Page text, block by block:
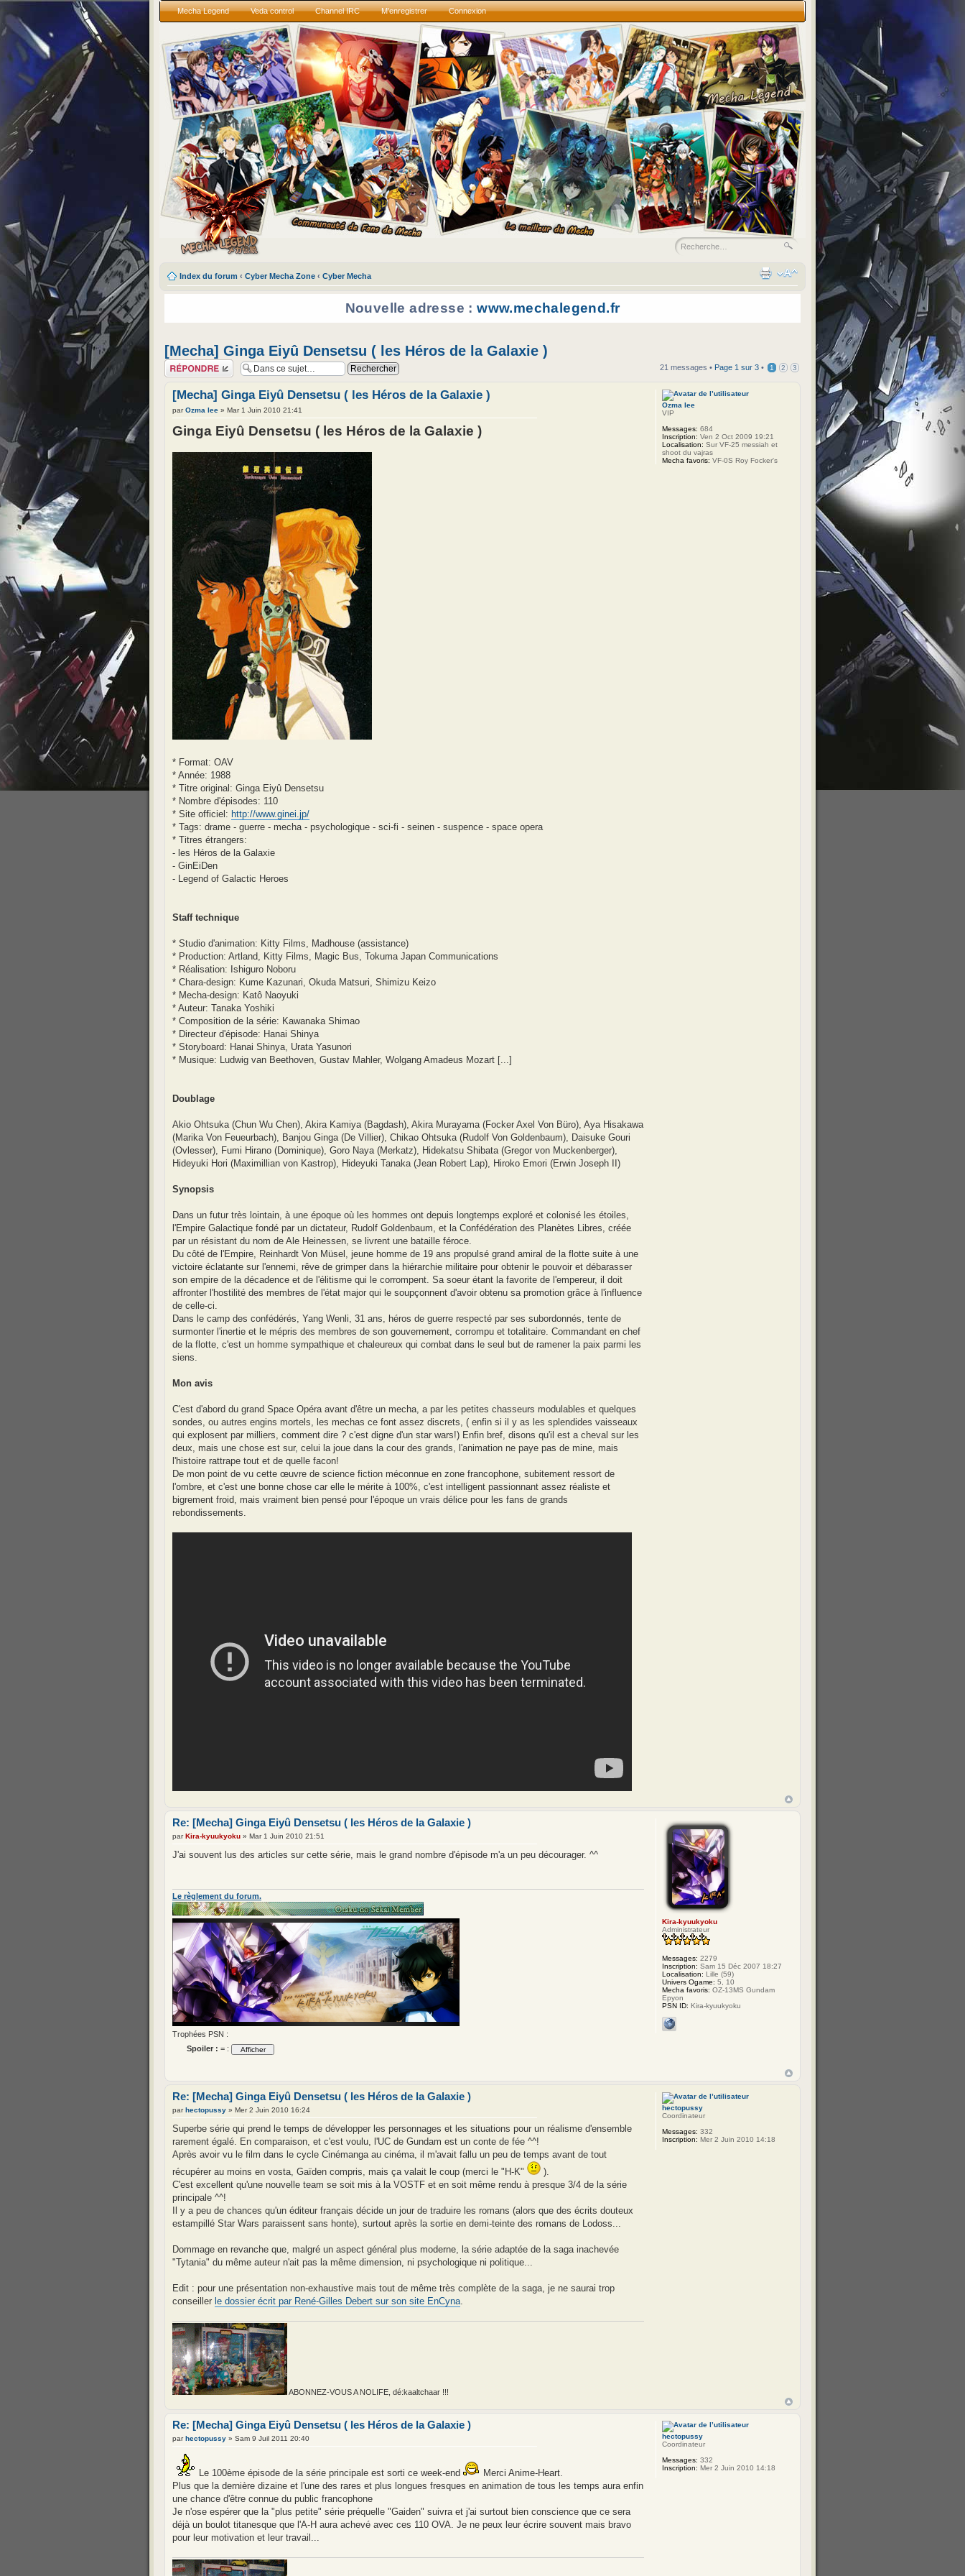
Mecha Legend Veda control Channel IRC M’enregistrer Connexion
Index du forum ‹ Cyber Mecha Zone ‹ Cyber Mecha
Nouvelle adresse :www.mechalegend.fr
[Mecha] Ginga Eiyû Densetsu ( les Héros de la Galaxie )
Répondre 21 messages • Page 1 sur 3 • 1 2 3
[Mecha] Ginga Eiyû Densetsu ( les Héros de la Galaxie )
parOzma lee » Mar 1 Juin 2010 21:41
Ginga Eiyû Densetsu ( les Héros de la Galaxie )
* Format: OAV
* Année: 1988
* Titre original: Ginga Eiyû Densetsu
* Nombre d'épisodes: 110
* Site officiel: http://www.ginei.jp/
* Tags: drame - guerre - mecha - psychologique - sci-fi - seinen - suspence - space opera
* Titres étrangers:
- les Héros de la Galaxie
- GinEiDen
- Legend of Galactic Heroes
Staff technique
* Studio d'animation: Kitty Films, Madhouse (assistance)
* Production: Artland, Kitty Films, Magic Bus, Tokuma Japan Communications
* Réalisation: Ishiguro Noboru
* Chara-design: Kume Kazunari, Okuda Matsuri, Shimizu Keizo
* Mecha-design: Katô Naoyuki
* Auteur: Tanaka Yoshiki
* Composition de la série: Kawanaka Shimao
* Directeur d'épisode: Hanai Shinya
* Storyboard: Hanai Shinya, Urata Yasunori
* Musique: Ludwig van Beethoven, Gustav Mahler, Wolgang Amadeus Mozart [...]
Doublage
Akio Ohtsuka (Chun Wu Chen), Akira Kamiya (Bagdash), Akira Murayama (Focker Axel Von Büro), Aya Hisakawa
(Marika Von Feueurbach), Banjou Ginga (De Villier), Chikao Ohtsuka (Rudolf Von Goldenbaum), Daisuke Gouri
(Ovlesser), Fumi Hirano (Dominique), Goro Naya (Merkatz), Hidekatsu Shibata (Gregor von Muckenberger),
Hideyuki Hori (Maximillian von Kastrop), Hideyuki Tanaka (Jean Robert Lap), Hiroko Emori (Erwin Joseph II)
Synopsis
Dans un futur très lointain, à une époque où les hommes ont depuis longtemps exploré et colonisé les étoiles,
l'Empire Galactique fondé par un dictateur, Rudolf Goldenbaum, et la Confédération des Planètes Libres, créée
par un résistant du nom de Ale Heinessen, se livrent une bataille féroce.
Du côté de l'Empire, Reinhardt Von Müsel, jeune homme de 19 ans propulsé grand amiral de la flotte suite à une
victoire éclatante sur l'ennemi, rêve de grimper dans la hiérarchie militaire pour obtenir le pouvoir et débarasser
son empire de la décadence et de l'élitisme qui le corrompent. Sa soeur étant la favorite de l'empereur, il doit
affronter l'hostilité des membres de l'état major qui le soupçonnent d'avoir obtenu sa promotion grâce à l'influence
de celle-ci.
Dans le camp des confédérés, Yang Wenli, 31 ans, héros de guerre respecté par ses subordonnés, tente de
surmonter l'inertie et le mépris des membres de son gouvernement, corrompu et totalitaire. Commandant en chef
de la flotte, c'est un homme sympathique et chaleureux qui combat dans le seul but de ramener la paix parmi les
siens.
Mon avis
C'est d'abord du grand Space Opéra avant d'être un mecha, a par les petites chasseurs modulables et quelques
sondes, ou autres engins mortels, les mechas ce font assez discrets, ( enfin si il y as les splendides vaisseaux
qui explosent par milliers, comment dire ? c'est digne d'un star wars!) Enfin bref, disons qu'il est a cheval sur les
deux, mais une chose est sur, celui la joue dans la cour des grands, l'animation ne paye pas de mine, mais
l'histoire rattrape tout et de quelle facon!
De mon point de vu cette œuvre de science fiction méconnue en zone francophone, subitement ressort de
l'ombre, et c'est une bonne chose car elle le mérite à 100%, c'est intelligent passionnant assez réaliste et
bigrement froid, mais vraiment bien pensé pour l'époque un vrais délice pour les fans de grands
rebondissements.
Ozma lee
VIP
Messages: 684
Inscription: Ven 2 Oct 2009 19:21
Localisation: Sur VF-25 messiah et
shoot du vajras
Mecha favoris: VF-0S Roy Focker's
Re: [Mecha] Ginga Eiyû Densetsu ( les Héros de la Galaxie )
parKira-kyuukyoku » Mar 1 Juin 2010 21:51
J'ai souvent lus des articles sur cette série, mais le grand nombre d'épisode m'a un peu décourager. ^^
Le règlement du forum.
Trophées PSN :
Spoiler : = :
Kira-kyuukyoku
Administrateur
Messages: 2279
Inscription: Sam 15 Déc 2007 18:27
Localisation: Lille (59)
Univers Ogame: 5, 10
Mecha favoris: OZ-13MS Gundam
Epyon
PSN ID: Kira-kyuukyoku
Re: [Mecha] Ginga Eiyû Densetsu ( les Héros de la Galaxie )
par hectopussy » Mer 2 Juin 2010 16:24
Superbe série qui prend le temps de développer les personnages et les situations pour un réalisme d'ensemble
rarement égalé. En comparaison, et c'est voulu, l'UC de Gundam est un conte de fée ^^!
Après avoir vu le film dans le cycle Cinémanga au cinéma, il m'avait fallu un peu de temps avant de tout
récupérer au moins en vosta, Gaïden compris, mais ça valait le coup (merci le "H-K"
).
C'est excellent qu'une nouvelle team se soit mis à la VOSTF et en soit même rendu à presque 3/4 de la série
principale ^^!
Il y a peu de chances qu'un éditeur français décide un jour de traduire les romans (alors que des écrits douteux
estampillé Star Wars paraissent sans honte), surtout après la sortie en demi-teinte des romans de Lodoss...
Dommage en revanche que, malgré un aspect général plus moderne, la série adaptée de la saga inachevée
"Tytania" du même auteur n'ait pas la même dimension, ni psychologique ni politique...
Edit : pour une présentation non-exhaustive mais tout de même très complète de la saga, je ne saurai trop
conseiller le dossier écrit par René-Gilles Debert sur son site EnCyna.
ABONNEZ-VOUS A NOLIFE, dé:kaaltchaar !!!
hectopussy
Coordinateur
Messages: 332
Inscription: Mer 2 Juin 2010 14:18
Re: [Mecha] Ginga Eiyû Densetsu ( les Héros de la Galaxie )
par hectopussy » Sam 9 Juil 2011 20:40
Le 100ème épisode de la série principale est sorti ce week-end
Merci Anime-Heart.
Plus que la dernière dizaine et l'une des rares et plus longues fresques en animation de tous les temps aura enfin
une chance d'être connue du public francophone
Je n'ose espérer que la "plus petite" série préquelle "Gaiden" suivra et j'ai surtout bien conscience que ce sera
déjà un boulot titanesque que l'A-H aura achevé avec ces 110 OVA. Je ne peux leur écrire souvent mais bravo
pour leur motivation et leur travail...
hectopussy
Coordinateur
Messages: 332
Inscription: Mer 2 Juin 2010 14:18